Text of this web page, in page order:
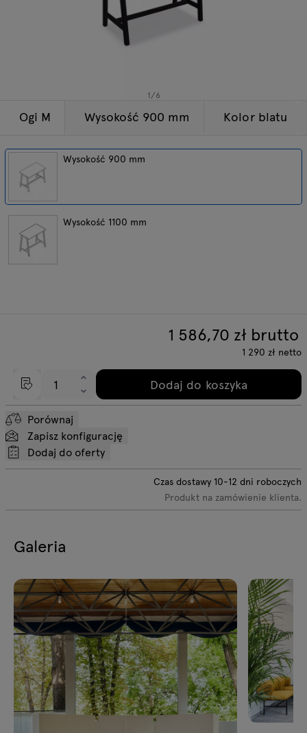
1/6
Ogi M
Wysokość 900 mm
Wysokość 1100 mm
Wysokość 900 mm Kolor blatu
1 586,70 zł brutto
1 290 zł netto
Dodaj do koszyka
Porównaj
Zapisz konfigurację
Dodaj do oferty
Czas dostawy 10-12 dni roboczych
Produkt na zamówienie klienta.
Galeria